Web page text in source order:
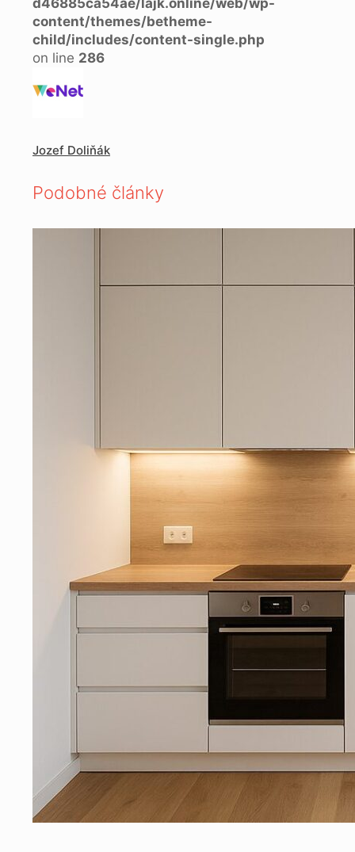
d46885ca54ae/lajk.online/web/wp-
content/themes/betheme-
child/includes/content-single.php
on line 286
Jozef Doliňák
Podobné články